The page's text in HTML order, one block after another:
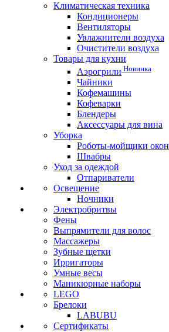
Климатическая техника
Кондиционеры
Вентиляторы
Увлажнители воздуха
Очистители воздуха
Товары для кухни
Аэрогрили Новинка
Чайники
Кофемашины
Кофеварки
Блендеры
Аксессуары для вина
Уборка
Роботы-мойщики окон
Швабры
Уход за одеждой
Отпариватели
Освещение
Ночники
Электробритвы
Фены
Выпрямители для волос
Массажеры
Зубные щетки
Ирригаторы
Умные весы
Маникюрные наборы
LEGO
Брелоки
LABUBU
Сертификаты